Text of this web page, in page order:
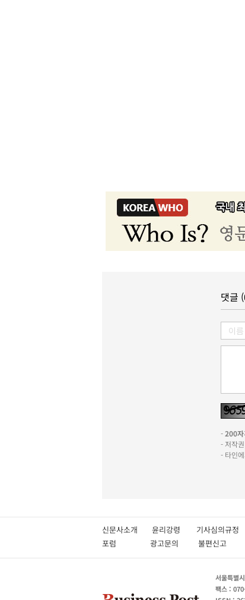
댓글
-200자
- 저작
- 타인
신문사소개 윤리강령 기사심의규
포럼
광고문의 불편신고
서울특별
팩스 :